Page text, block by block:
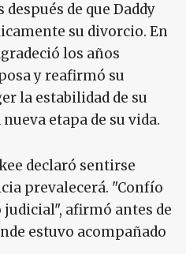
de que Daddy
su divorcio. En
los años
y reafirmó su
la estabilidad de su
etapa de su vida.
declaró sentirse
prevalecerá. "Confío
judicial", afirmó antes de
estuvo acompañado